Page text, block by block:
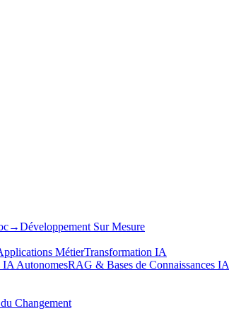
→Développement Sur Mesure
MétierTransformation IA
IA AutonomesRAG & Bases de Connaissances IA
Changement